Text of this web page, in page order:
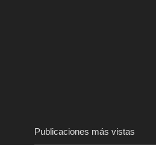
Publicaciones más vistas